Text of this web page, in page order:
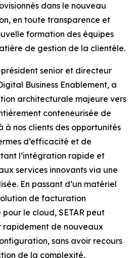
dans le nouveau
en toute transparence et
formation des équipes
de gestion de la clientèle.
senior et directeur
Business Enablement, a
architecturale majeure vers
conteneurisée de
à nos clients des opportunités
d’efficacité et de
l’intégration rapide et
services innovants via une
En passant d’un matériel
de facturation
le cloud, SETAR peut
rapidement de nouveaux
sans avoir recours
de la complexité,